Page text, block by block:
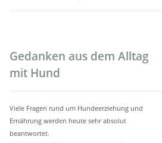
Gedanken aus dem Alltag
mit Hund
Viele Fragen rund um Hundeerziehung und
Ernährung werden heute sehr absolut
beantwortet.